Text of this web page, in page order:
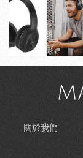
關於我們